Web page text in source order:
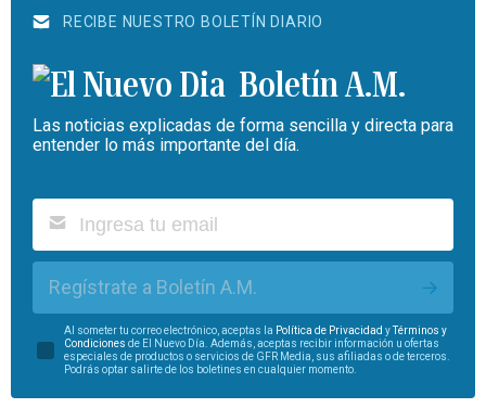
RECIBE NUESTRO BOLETÍN DIARIO
Boletín A.M.
Las noticias explicadas de forma sencilla y directa para
entender lo más importante del día.
Regístrate a Boletín A.M.
Al someter tu correo electrónico, aceptas la Política de Privacidad yTérminos y
Condiciones de El Nuevo Día. Además, aceptas recibir información u ofertas
especiales de productos o servicios de GFR Media, sus afiliadas o de terceros.
Podrás optar salirte de los boletines en cualquier momento.